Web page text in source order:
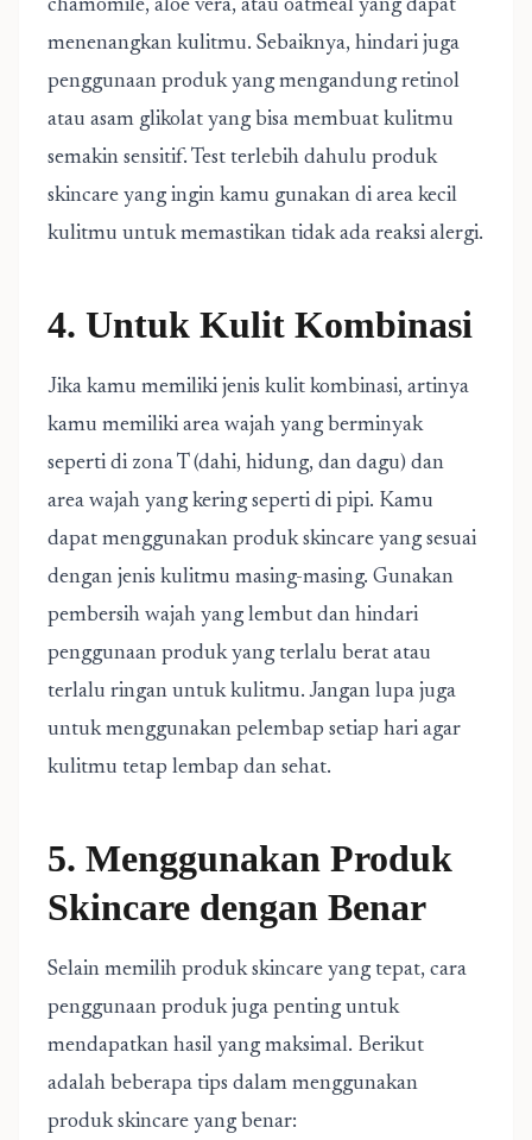
chamomile, aloe vera, atau oatmeal yang dapat
menenangkan kulitmu. Sebaiknya, hindari juga
penggunaan produk yang mengandung retinol
atau asam glikolat yang bisa membuat kulitmu
semakin sensitif. Test terlebih dahulu produk
skincare yang ingin kamu gunakan di area kecil
kulitmu untuk memastikan tidak ada reaksi alergi.
4. Untuk Kulit Kombinasi
Jika kamu memiliki jenis kulit kombinasi, artinya
kamu memiliki area wajah yang berminyak
seperti di zona T (dahi, hidung, dan dagu) dan
area wajah yang kering seperti di pipi. Kamu
dapat menggunakan produk skincare yang sesuai
dengan jenis kulitmu masing-masing. Gunakan
pembersih wajah yang lembut dan hindari
penggunaan produk yang terlalu berat atau
terlalu ringan untuk kulitmu. Jangan lupa juga
untuk menggunakan pelembap setiap hari agar
kulitmu tetap lembap dan sehat.
5. Menggunakan Produk
Skincare dengan Benar
Selain memilih produk skincare yang tepat, cara
penggunaan produk juga penting untuk
mendapatkan hasil yang maksimal. Berikut
adalah beberapa tips dalam menggunakan
produk skincare yang benar: